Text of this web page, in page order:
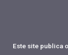
Este site publica